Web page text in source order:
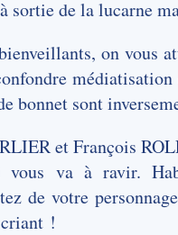
sortie de la lucarne
on vous
bonnet sont
et François
va à ravir.
de votre
!